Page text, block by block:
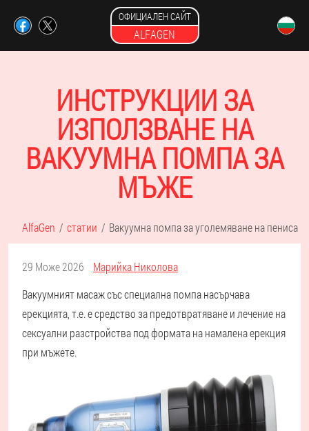
ОФИЦИАЛЕН САЙТ
ALFAGEN
ИНСТРУКЦИИ ЗА
ИЗПОЛЗВАНЕ НА
ВАКУУМНА ПОМПА ЗА
МЪЖЕ
AlfaGen статии Вакуумна помпа за уголемяване на пениса
29 Може 2026
Марийка Николова
Вакуумният масаж със специална помпа насърчава
ерекцията, т.е. е средство за предотвратяване и лечение на
сексуални разстройства под формата на намалена ерекция
при мъжете.